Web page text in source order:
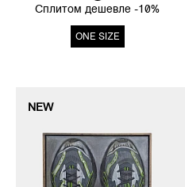
Сплитом дешевле -10%
ONE SIZE
NEW